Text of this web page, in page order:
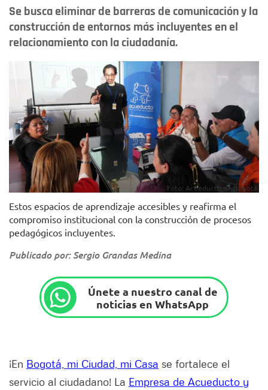
Se busca eliminar de barreras de comunicación y la
construcción de entornos más incluyentes en el
relacionamiento con la ciudadanía.
Foto: Acueducto de Bogotá.
Estos espacios de aprendizaje accesibles y reafirma el
compromiso institucional con la construcción de procesos
pedagógicos incluyentes.
Publicado por: Sergio Grandas Medina
Únete a nuestro canal de
noticias en WhatsApp
¡En Bogotá, mi Ciudad, mi Casa se fortalece el
servicio al ciudadano! La Empresa de Acueducto y